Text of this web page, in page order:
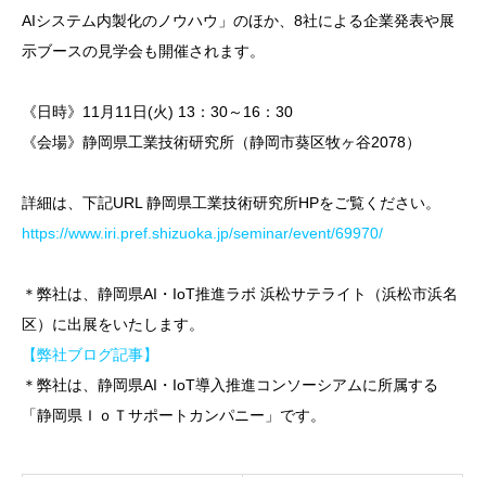
AIシステム内製化のノウハウ」のほか、8社による企業発表や展
示ブースの見学会も開催されます。
《日時》11月11日(火) 13：30～16：30
《会場》静岡県工業技術研究所（静岡市葵区牧ヶ谷2078）
詳細は、下記URL 静岡県工業技術研究所HPをご覧ください。
https://www.iri.pref.shizuoka.jp/seminar/event/69970/
＊弊社は、静岡県AI・IoT推進ラボ 浜松サテライト（浜松市浜名
区）に出展をいたします。
【弊社ブログ記事】
＊弊社は、静岡県AI・IoT導入推進コンソーシアムに所属する
「静岡県ＩｏＴサポートカンパニー」です。